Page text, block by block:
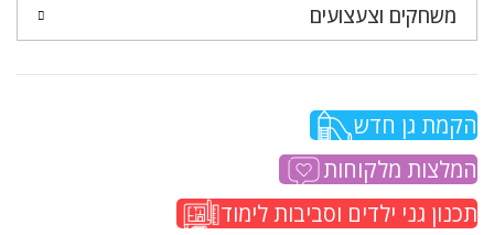
משחקים וצעצועים
הקמת גן חדש
המלצות מלקוחות
תכנון גני ילדים וסביבות לימוד